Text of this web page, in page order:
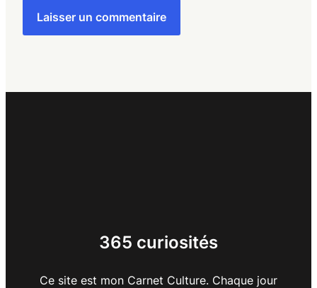
365 curiosités
Ce site est mon Carnet Culture. Chaque jour